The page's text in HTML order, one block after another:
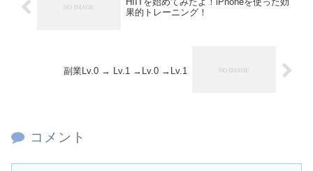
果的トレーニング！
副業Lv.0 → Lv.1 →Lv.0 →Lv.1
コメント